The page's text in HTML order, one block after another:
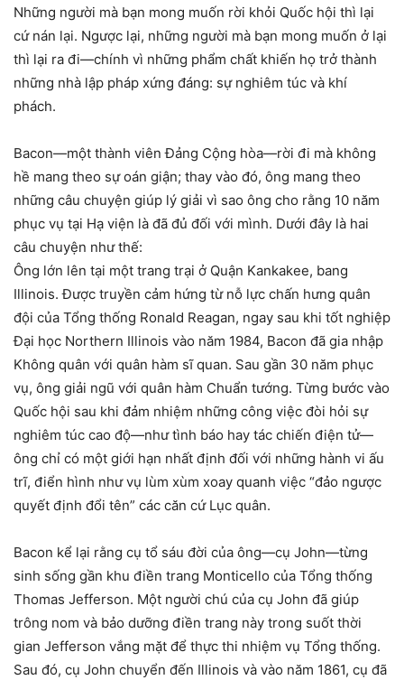
Những người mà bạn mong muốn rời khỏi Quốc hội thì lại
cứ nán lại. Ngược lại, những người mà bạn mong muốn ở lại
thì lại ra đi—chính vì những phẩm chất khiến họ trở thành
những nhà lập pháp xứng đáng: sự nghiêm túc và khí
phách.
Bacon—một thành viên Đảng Cộng hòa—rời đi mà không
hề mang theo sự oán giận; thay vào đó, ông mang theo
những câu chuyện giúp lý giải vì sao ông cho rằng 10 năm
phục vụ tại Hạ viện là đã đủ đối với mình. Dưới đây là hai
câu chuyện như thế:
Ông lớn lên tại một trang trại ở Quận Kankakee, bang
Illinois. Được truyền cảm hứng từ nỗ lực chấn hưng quân
đội của Tổng thống Ronald Reagan, ngay sau khi tốt nghiệp
Đại học Northern Illinois vào năm 1984, Bacon đã gia nhập
Không quân với quân hàm sĩ quan. Sau gần 30 năm phục
vụ, ông giải ngũ với quân hàm Chuẩn tướng. Từng bước vào
Quốc hội sau khi đảm nhiệm những công việc đòi hỏi sự
nghiêm túc cao độ—như tình báo hay tác chiến điện tử—
ông chỉ có một giới hạn nhất định đối với những hành vi ấu
trĩ, điển hình như vụ lùm xùm xoay quanh việc “đảo ngược
quyết định đổi tên” các căn cứ Lục quân.
Bacon kể lại rằng cụ tổ sáu đời của ông—cụ John—từng
sinh sống gần khu điền trang Monticello của Tổng thống
Thomas Jefferson. Một người chú của cụ John đã giúp
trông nom và bảo dưỡng điền trang này trong suốt thời
gian Jefferson vắng mặt để thực thi nhiệm vụ Tổng thống.
Sau đó, cụ John chuyển đến Illinois và vào năm 1861, cụ đã